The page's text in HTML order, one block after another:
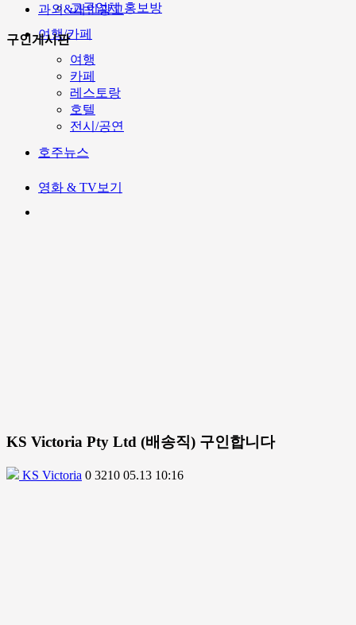
고국업체 홍보방
여행/카페
여행
카페
레스토랑
호텔
전시/공연
호주뉴스
영화 & TV보기
과외&개인광고
구인게시판
KS Victoria Pty Ltd (배송직) 구인합니다
KS Victoria 0 3210 05.13 10:16